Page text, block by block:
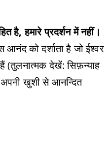
है, हमारे प्रदर्शन में नहीं।
को दर्शाता है जो ईश्वर
(तुलनात्मक देखें: सिफ़न्याह
खुशी से आनन्दित